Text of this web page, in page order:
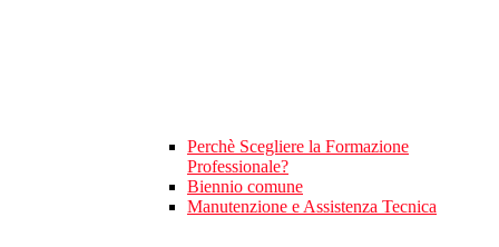
Perchè Scegliere la Formazione
Professionale?
Biennio comune
Manutenzione e Assistenza Tecnica